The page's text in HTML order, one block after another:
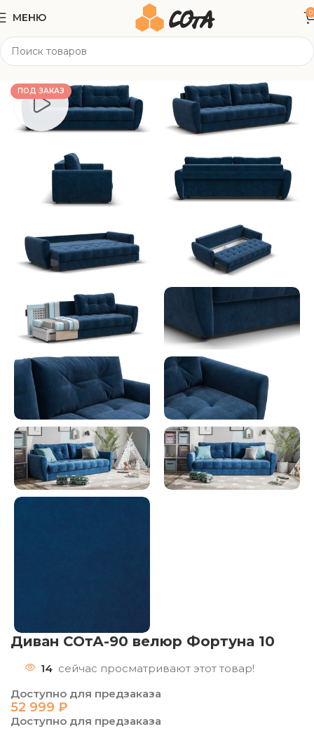
МЕНЮ 0
Мягкая мебель
ПОД ЗАКАЗ
Диван СОтА-90 велюр Фортуна 10
14 сейчас просматривают этот товар!
Доступно для предзаказа
52 999 ₽
Доступно для предзаказа